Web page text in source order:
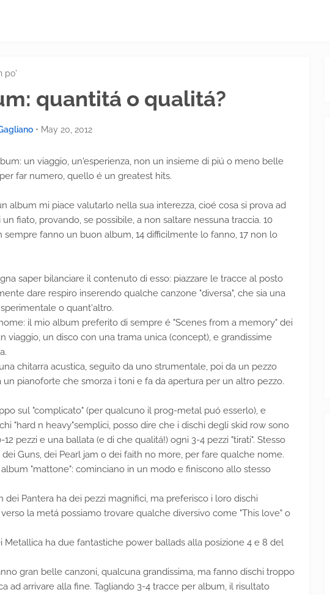
po'
quantitá o qualitá?
• May 20, 2012
un viaggio, un'esperienza, non un insieme di piú o meno belle
far numero, quello é un greatest hits.
album mi piace valutarlo nella sua interezza, cioé cosa si prova ad
fiato, provando, se possibile, a non saltare nessuna traccia. 10
sempre fanno un buon album, 14 difficilmente lo fanno, 17 non lo
saper bilanciare il contenuto di esso: piazzare le tracce al posto
dare respiro inserendo qualche canzone "diversa", che sia una
o quant'altro.
il mio album preferito di sempre é "Scenes from a memory" dei
viaggio, un disco con una trama unica (concept), e grandissime
chitarra acustica, seguito da uno strumentale, poi da un pezzo
un pianoforte che smorza i toni e fa da apertura per un altro pezzo.
sul "complicato" (per qualcuno il prog-metal puó esserlo), e
"hard n heavy"semplici, posso dire che i dischi degli skid row sono
12 pezzi e una ballata (e di che qualitá!) ogni 3-4 pezzi "tirati". Stesso
Guns, dei Pearl jam o dei faith no more, per fare qualche nome.
"mattone": cominciano in un modo e finiscono allo stesso
dei Pantera ha dei pezzi magnifici, ma preferisco i loro dischi
la metá possiamo trovare qualche diversivo come "This love" o
Metallica ha due fantastiche power ballads alla posizione 4 e 8 del
gran belle canzoni, qualcuna grandissima, ma fanno dischi troppo
ad arrivare alla fine. Tagliando 3-4 tracce per album, il risultato